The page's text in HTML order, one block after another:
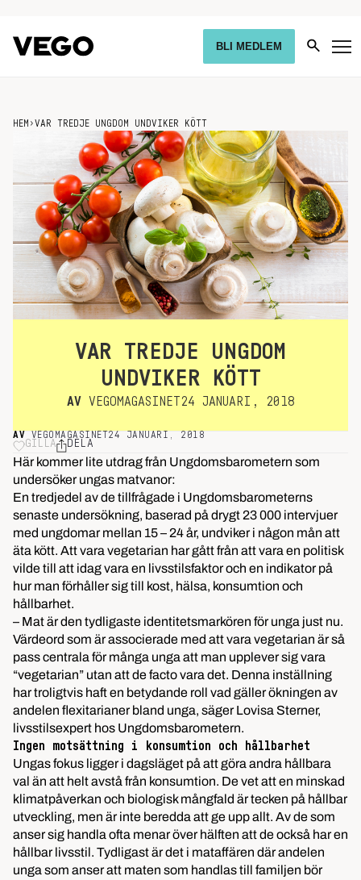
BLI MEDLEM
HEM ›VAR TREDJE UNGDOM UNDVIKER KÖTT
VAR TREDJE UNGDOM
UNDVIKER KÖTT
AV VEGOMAGASINET 24 JANUARI, 2018
AV VEGOMAGASINET24 JANUARI, 2018
GILLA DELA
Här kommer lite utdrag från Ungdomsbarometern som
undersöker ungas matvanor:
En tredjedel av de tillfrågade i Ungdomsbarometerns
senaste undersökning, baserad på drygt 23 000 intervjuer
med ungdomar mellan 15 – 24 år, undviker i någon mån att
äta kött. Att vara vegetarian har gått från att vara en politisk
vilde till att idag vara en livsstilsfaktor och en indikator på
hur man förhåller sig till kost, hälsa, konsumtion och
hållbarhet.
– Mat är den tydligaste identitetsmarkören för unga just nu.
Värdeord som är associerade med att vara vegetarian är så
pass centrala för många unga att man upplever sig vara
“vegetarian” utan att de facto vara det. Denna inställning
har troligtvis haft en betydande roll vad gäller ökningen av
andelen flexitarianer bland unga, säger Lovisa Sterner,
livsstilsexpert hos Ungdomsbarometern.
Ingen motsättning i konsumtion och hållbarhet
Ungas fokus ligger i dagsläget på att göra andra hållbara
val än att helt avstå från konsumtion. De vet att en minskad
klimatpåverkan och biologisk mångfald är tecken på hållbar
utveckling, men är inte beredda att ge upp allt. Av de som
anser sig handla ofta menar över hälften att de också har en
hållbar livsstil. Tydligast är det i mataffären där andelen
unga som anser att maten som handlas till familjen bör